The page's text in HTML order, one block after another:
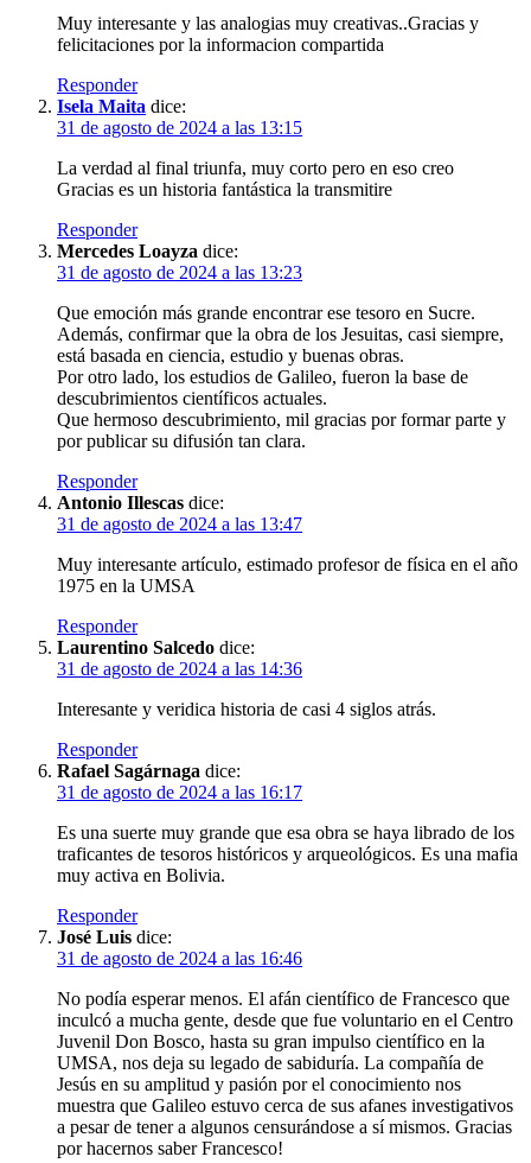
Muy interesante y las analogias muy creativas..Gracias y
felicitaciones por la informacion compartida
Responder
Isela Maita dice:
31 de agosto de 2024 a las 13:15
La verdad al final triunfa, muy corto pero en eso creo
Gracias es un historia fantástica la transmitire
Responder
Mercedes Loayza dice:
31 de agosto de 2024 a las 13:23
Que emoción más grande encontrar ese tesoro en Sucre.
Además, confirmar que la obra de los Jesuitas, casi siempre,
está basada en ciencia, estudio y buenas obras.
Por otro lado, los estudios de Galileo, fueron la base de
descubrimientos científicos actuales.
Que hermoso descubrimiento, mil gracias por formar parte y
por publicar su difusión tan clara.
Responder
Antonio Illescas dice:
31 de agosto de 2024 a las 13:47
Muy interesante artículo, estimado profesor de física en el año
1975 en la UMSA
Responder
Laurentino Salcedo dice:
31 de agosto de 2024 a las 14:36
Interesante y veridica historia de casi 4 siglos atrás.
Responder
Rafael Sagárnaga dice:
31 de agosto de 2024 a las 16:17
Es una suerte muy grande que esa obra se haya librado de los
traficantes de tesoros históricos y arqueológicos. Es una mafia
muy activa en Bolivia.
Responder
José Luis dice:
31 de agosto de 2024 a las 16:46
No podía esperar menos. El afán científico de Francesco que
inculcó a mucha gente, desde que fue voluntario en el Centro
Juvenil Don Bosco, hasta su gran impulso científico en la
UMSA, nos deja su legado de sabiduría. La compañía de
Jesús en su amplitud y pasión por el conocimiento nos
muestra que Galileo estuvo cerca de sus afanes investigativos
a pesar de tener a algunos censurándose a sí mismos. Gracias
por hacernos saber Francesco!